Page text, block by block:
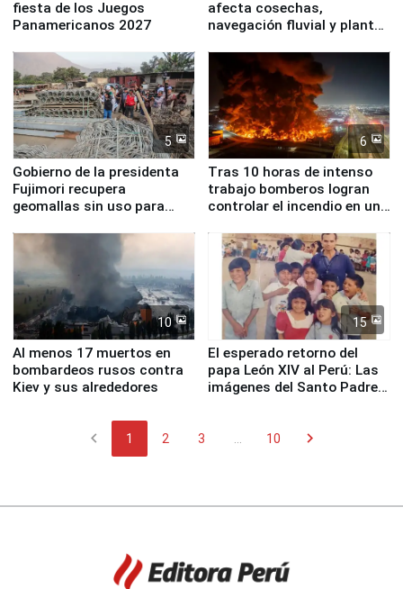
fiesta de los Juegos
Panamericanos 2027
afecta cosechas,
navegación fluvial y plantas
5
Gobierno de la presidenta
Fujimori recupera
geomallas sin uso para
Fenómeno El Niño
6
Tras 10 horas de intenso
trabajo bomberos logran
controlar el incendio en una
de Chile
10
Al menos 17 muertos en
bombardeos rusos contra
Kiev y sus alrededores
15
El esperado retorno del
papa León XIV al Perú: Las
imágenes del Santo Padre
chevron_left 1 2 3 ... 10 chevron_right